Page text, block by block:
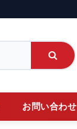
お問い合わせ